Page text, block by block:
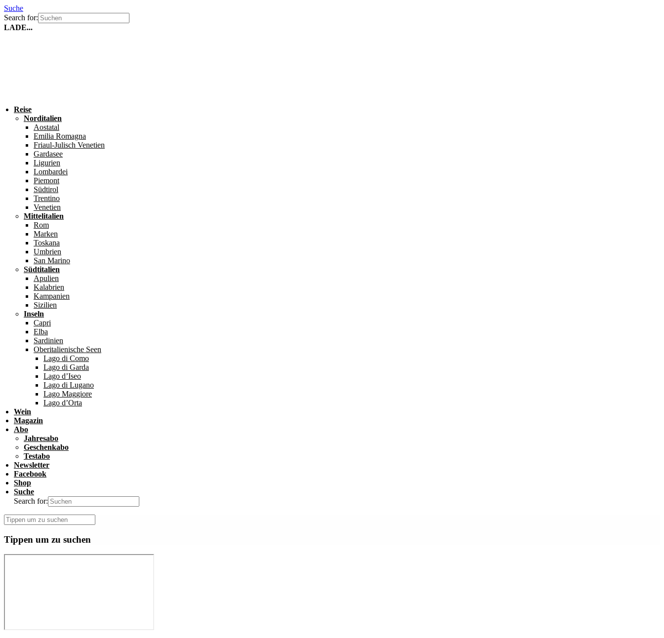
Suche
Search for:
LADE...
Reise
Norditalien
Aostatal
Emilia Romagna
Friaul-Julisch Venetien
Gardasee
Ligurien
Lombardei
Piemont
Südtirol
Trentino
Venetien
Mittelitalien
Rom
Marken
Toskana
Umbrien
San Marino
Südtitalien
Apulien
Kalabrien
Kampanien
Sizilien
Inseln
Capri
Elba
Sardinien
Oberitalienische Seen
Lago di Como
Lago di Garda
Lago d’Iseo
Lago di Lugano
Lago Maggiore
Lago d’Orta
Wein
Magazin
Abo
Jahresabo
Geschenkabo
Testabo
Newsletter
Facebook
Shop
Suche
Search for:
Tippen um zu suchen